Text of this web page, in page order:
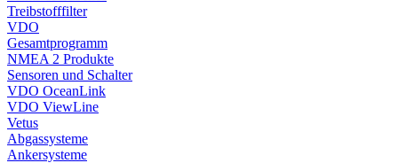
Treibstofffilter
VDO
Gesamtprogramm
NMEA 2 Produkte
Sensoren und Schalter
VDO OceanLink
VDO ViewLine
Vetus
Abgassysteme
Ankersysteme